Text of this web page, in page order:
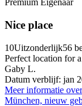
Premium Eigenaar
Nice place
10Uitzonderlijk56
Perfect location for
Gaby L.
Datum verblijf: jan
Meer informatie
München, nieuw